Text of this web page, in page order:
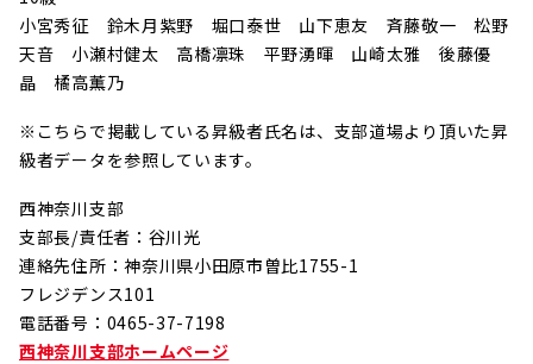
小宮秀征 鈴木月紫野 堀口泰世 山下恵友 斉藤敬一 松野
天音 小瀬村健太 高橋凛珠 平野湧暉 山崎太雅 後藤優
晶 橘高薫乃
※こちらで掲載している昇級者氏名は、支部道場より頂いた昇
級者データを参照しています。
西神奈川支部
支部長/責任者：谷川光
連絡先住所：神奈川県小田原市曽比1755-1
フレジデンス101
電話番号：0465-37-7198
西神奈川支部ホームページ